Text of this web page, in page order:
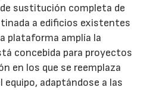
sustitución completa de
a edificios existentes
plataforma amplía la
concebida para proyectos
en los que se reemplaza
adaptándose a las